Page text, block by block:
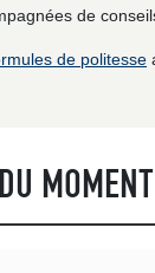
de
de politesse
MOMENT